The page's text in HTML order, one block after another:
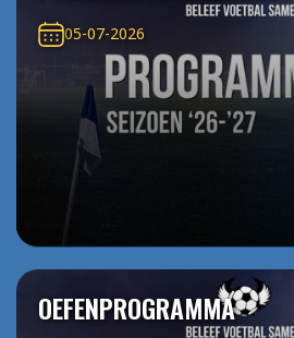
05-07-2026
OEFENPROGRAMMA